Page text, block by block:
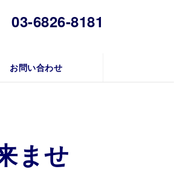
03-6826-8181
お問い合わせ
ませ